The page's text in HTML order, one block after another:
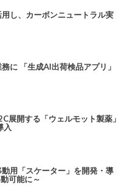
し、カーボンニュートラル実
に 「生成AI出荷検品アプリ」
展開する「ウェルモット製薬」
入
用「スケーター」を開発・導
可能に～